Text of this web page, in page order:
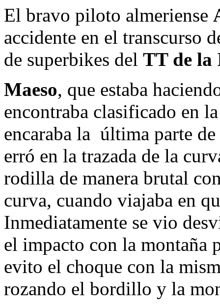
El bravo piloto almeriense
accidente en el transcurso
de superbikes del TT de la
Maeso, que estaba
encontraba clasificado en
encaraba la última parte
erró en la trazada de la
rodilla de manera brutal
curva, cuando viajaba en
Inmediatamente se vio
el impacto con la montaña
evito el choque con la
rozando el bordillo y la